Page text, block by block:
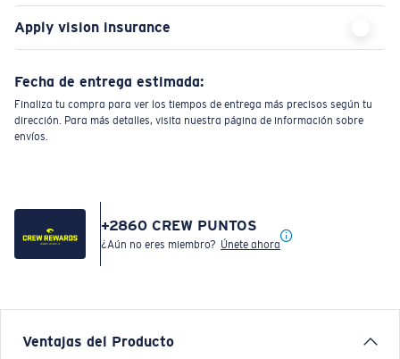
Apply vision insurance
Fecha de entrega estimada:
Finaliza tu compra para ver los tiempos de entrega más precisos según tu
dirección. Para más detalles, visita nuestra página de información sobre
envíos.
+2860 CREW PUNTOS
¿Aún no eres miembro? Únete ahora
Ventajas del Producto